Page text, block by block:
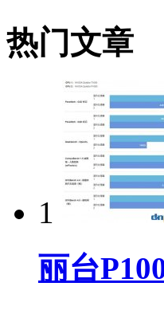
热门文章
1
丽台